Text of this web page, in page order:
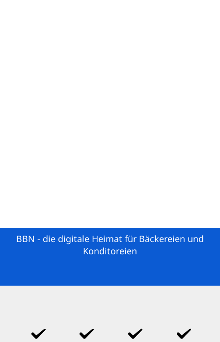
BBN - die digitale Heimat für Bäckereien und
Konditoreien